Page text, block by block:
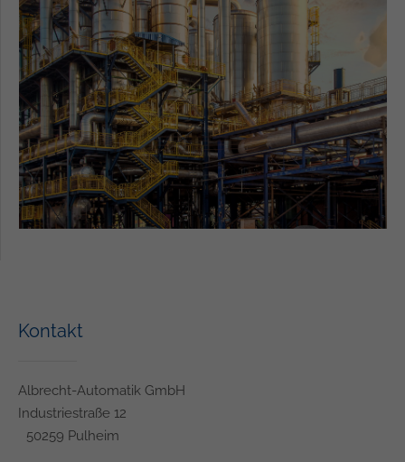
Kontakt
Albrecht-Automatik GmbH
Industriestraße 12
50259 Pulheim